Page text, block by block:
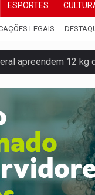
ESPORTES
LEGAIS
apreendem 12 kg
CV são presos
As Marias Somos
furto de motocicleta
43 anos de
sobre presença de